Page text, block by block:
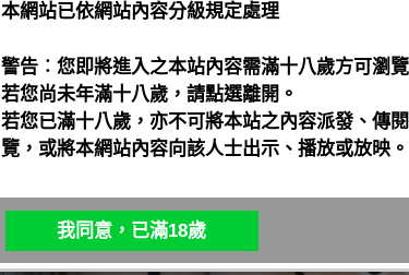
本網站已依網站內容分級規定處理
警告︰您即將進入之本站內容需滿十八歲方可瀏覽
若您尚未年滿十八歲，請點選離開。
若您已滿十八歲，亦不可將本站之內容派發、傳
覽，或將本網站內容向該人士出示、播放或放映。
我同意，已滿18歲